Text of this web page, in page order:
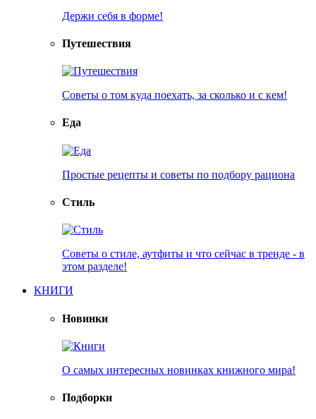
Держи себя в форме!
Путешествия
Советы о том куда поехать, за сколько и с кем!
Еда
Простые рецепты и советы по подбору рациона
Стиль
Советы о стиле, аутфиты и что сейчас в тренде - в
этом разделе!
КНИГИ
Новинки
О самых интересных новинках книжного мира!
Подборки